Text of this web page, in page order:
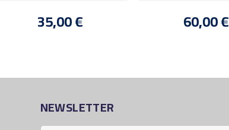
35,00 € 60,00 €
NEWSLETTER